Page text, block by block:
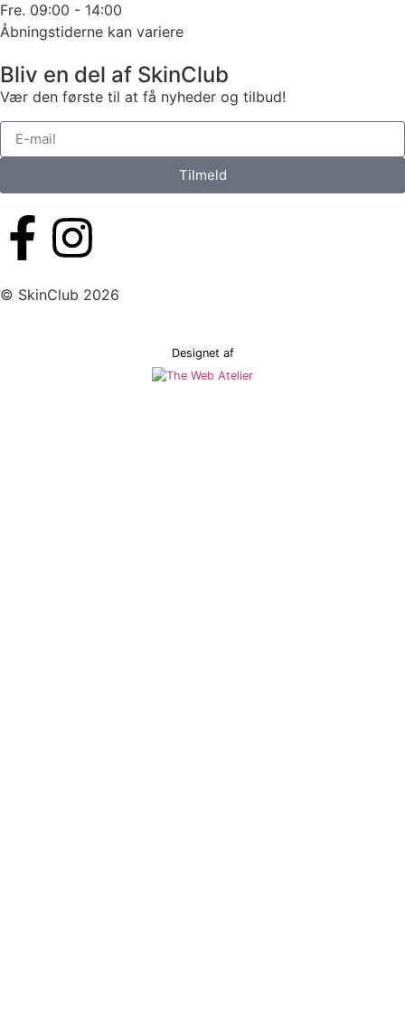
Fre. 09:00 - 14:00
Åbningstiderne kan variere
Bliv en del af SkinClub
Vær den første til at få nyheder og tilbud!
Tilmeld
© SkinClub 2026
Designet af